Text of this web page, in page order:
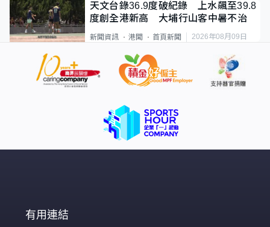
天文台錄36.9度破紀錄 上水飆至39.8
度創全港新高 大埔行山客中暑不治
新聞資訊 港聞 首頁新聞 2026年08月09日
有用連結